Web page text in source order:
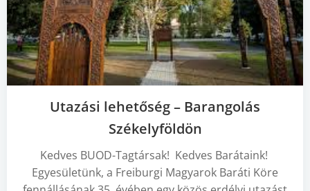
Utazási lehetőség – Barangolás
Székelyföldön
Kedves BUOD-Tagtársak! Kedves Barátaink!
Egyesületünk, a Freiburgi Magyarok Baráti Köre